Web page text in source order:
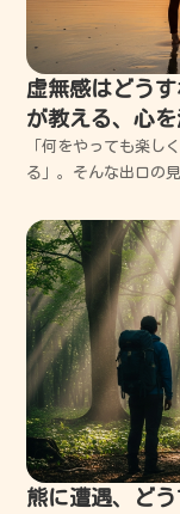
虚無感はどう
が教える、心
「何をやっても楽し
る」。そんな出口の
して、真っ暗な部屋
も大丈夫、その「空
熊に遭遇、ど